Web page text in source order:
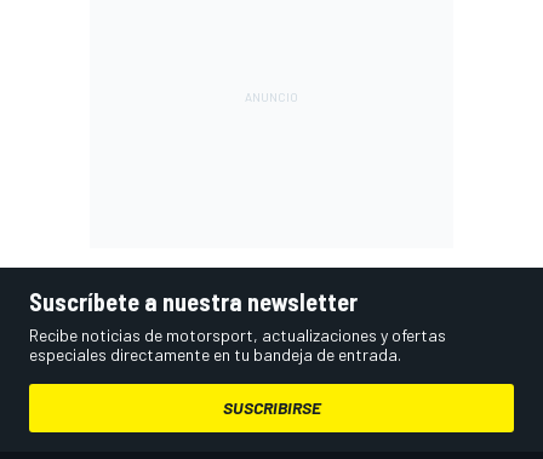
Suscríbete a nuestra newsletter
Recibe noticias de motorsport, actualizaciones y ofertas
especiales directamente en tu bandeja de entrada.
SUSCRIBIRSE